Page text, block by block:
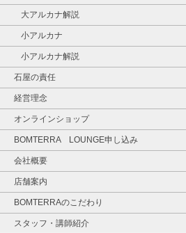
大アルカナ解説
小アルカナ
小アルカナ解説
石屋の責任
経営理念
オンラインショップ
BOMTERRA LOUNGE申し込み
会社概要
店舗案内
BOMTERRAのこだわり
スタッフ・講師紹介